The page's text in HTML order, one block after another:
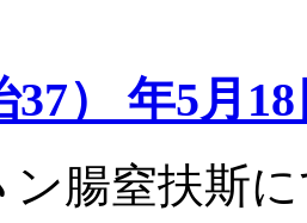
37） 年5月
ン腸窒扶斯